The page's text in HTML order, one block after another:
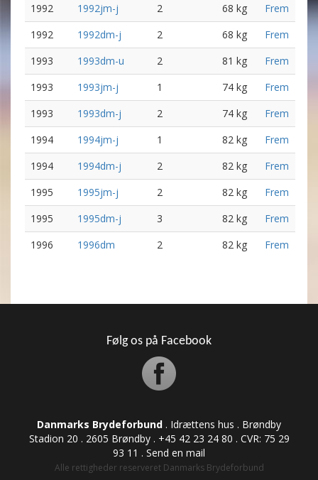
1992
1992jm-j 2 68 kg
Frem
1992
1992dm-j 2 68 kg
Frem
1993
1993dm-u 2 81 kg
Frem
1993
1993jm-j 1 74 kg
Frem
1993
1993dm-j 2 74 kg
Frem
1994
1994jm-j 1 82 kg
Frem
1994
1994dm-j 2 82 kg
Frem
1995
1995jm-j 2 82 kg
Frem
1995
1995dm-j 3 82 kg
Frem
1996
1996dm 2 82 kg Frem
Følg os på Facebook
Danmarks Brydeforbund . Idrættens hus . Brøndby
Stadion 20 . 2605 Brøndby . +45 42 23 24 80 . CVR: ​​​​​​75 29
93 11 . Send en mail
Alle rettigheder reserveret Danmarks Brydeforbund